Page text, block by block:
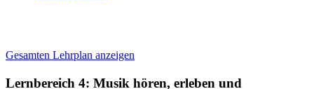
Gesamten Lehrplan anzeigen
Lernbereich 4: Musik hören, erleben und